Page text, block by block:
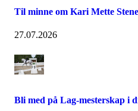
Til minne om Kari Mette
27.07.2026
Bli med på Lag-mesterskap i